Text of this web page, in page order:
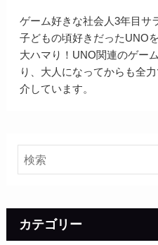
ゲーム好きな社会人3年目サ
子どもの頃好きだったUNO
大ハマり！UNO関連のゲー
り、大人になってからも全
介しています。
カテゴリー